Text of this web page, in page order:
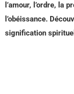
l’amour, l’ordre, la
l’obéissance.
signification